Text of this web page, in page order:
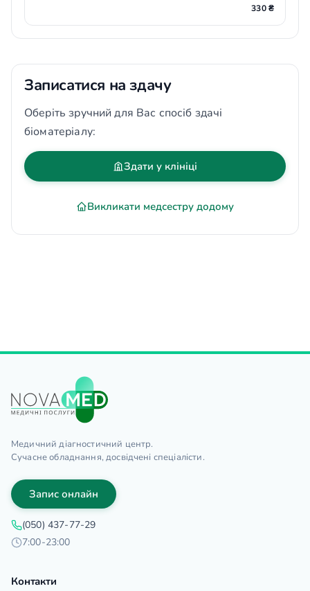
330 ₴
Записатися на здачу
Оберіть зручний для Вас спосіб здачі
біоматеріалу:
Здати у клініці
Викликати медсестру додому
Медичний діагностичний центр.
Сучасне обладнання, досвідчені спеціалісти.
Запис онлайн
(050) 437-77-29
7:00-23:00
Контакти